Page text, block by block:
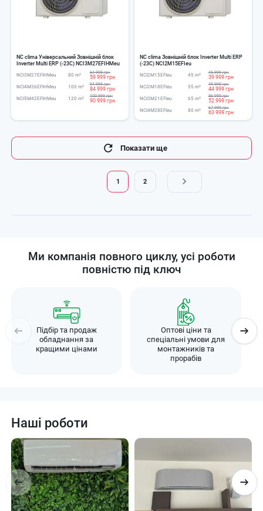
NC clima Універсальний Зовнішній блок
Inverter Multi ERP (-23C) NCI3M27EFIHMeu
NCI3M27EFIHMeu 80 m² 64 999 грн
59 999 грн
NCI4M36EFIHMeu 100 m² 94 999 грн
84 999 грн
NCI5M42EFIHMeu 120 m² 100 999 грн
90 999 грн
NC clima Зовнішній блок Inverter Multi ERP
(-23C) NCI2M15EFIeu
NCI2M15EFIeu 45 m² 45 999 грн
39 999 грн
NCI2M18EFIeu 55 m² 49 999 грн
44 999 грн
NCI3M21EFIeu 65 m² 56 999 грн
52 999 грн
NCI4M28EFIeu 80 m² 67 999 грн
63 999 грн
Розбивка
на
Показати ще
Поточна
сторінка
1 Page
2
Ми компанія повного циклу, усі роботи
повністю під ключ
Підбір та продаж
обладнання за
кращими цінами
Оптові ціни та
спеціальні умови для
монтажників та
прорабів
Наші роботи